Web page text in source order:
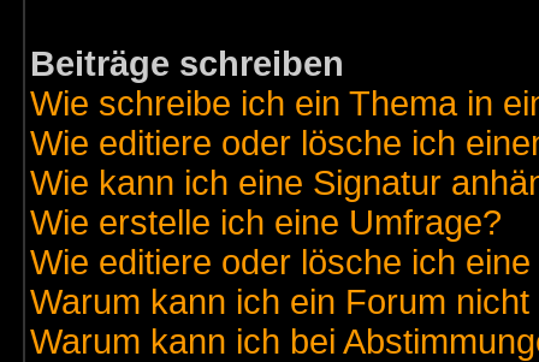
Beiträge schreiben
Wie schreibe ich ein Thema in
Wie editiere oder lösche ich
Wie kann ich eine Signatur
Wie erstelle ich eine Umfrage?
Wie editiere oder lösche ich
Warum kann ich ein Forum
Warum kann ich bei